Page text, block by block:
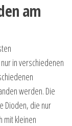
am
in verschiedenen
werden. Die
Dioden, die nur
mit kleinen